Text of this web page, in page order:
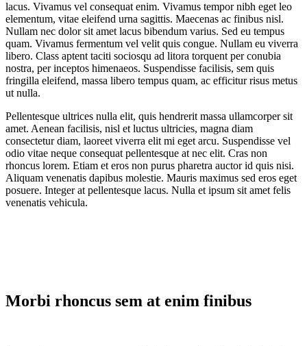
lacus. Vivamus vel consequat enim. Vivamus tempor nibh eget leo
elementum, vitae eleifend urna sagittis. Maecenas ac finibus nisl.
Nullam nec dolor sit amet lacus bibendum varius. Sed eu tempus
quam. Vivamus fermentum vel velit quis congue. Nullam eu viverra
libero. Class aptent taciti sociosqu ad litora torquent per conubia
nostra, per inceptos himenaeos. Suspendisse facilisis, sem quis
fringilla eleifend, massa libero tempus quam, ac efficitur risus metus
ut nulla.
Pellentesque ultrices nulla elit, quis hendrerit massa ullamcorper sit
amet. Aenean facilisis, nisl et luctus ultricies, magna diam
consectetur diam, laoreet viverra elit mi eget arcu. Suspendisse vel
odio vitae neque consequat pellentesque at nec elit. Cras non
rhoncus lorem. Etiam et eros non purus pharetra auctor id quis nisi.
Aliquam venenatis dapibus molestie. Mauris maximus sed eros eget
posuere. Integer at pellentesque lacus. Nulla et ipsum sit amet felis
venenatis vehicula.
Morbi rhoncus sem at enim finibus